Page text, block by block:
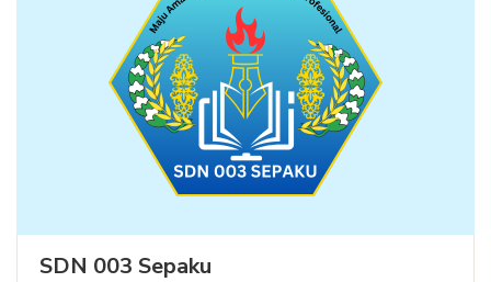
SDN 003 Sepaku